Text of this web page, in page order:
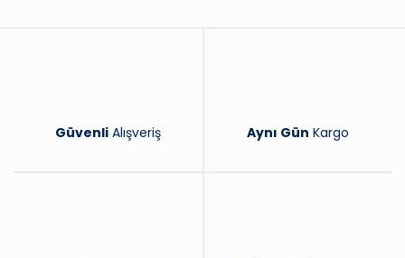
Güvenli Alışveriş Aynı Gün Kargo